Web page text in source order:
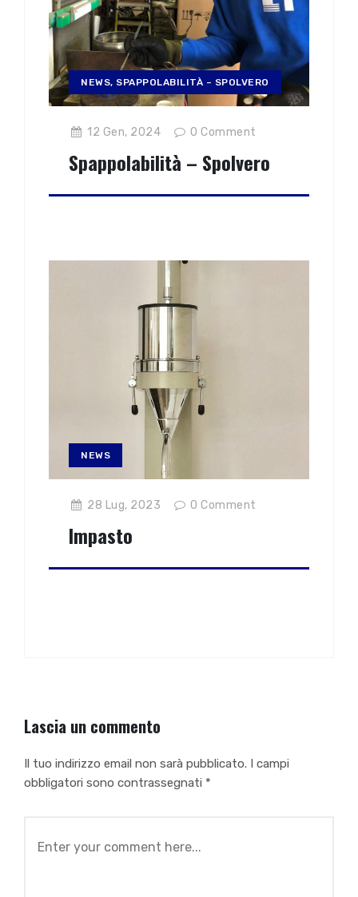
NEWS, SPAPPOLABILITÀ – SPOLVERO
12 Gen, 2024 0 Comment
Spappolabilità – Spolvero
NEWS
28 Lug, 2023 0 Comment
Impasto
Lascia un commento
Il tuo indirizzo email non sarà pubblicato. I campi
obbligatori sono contrassegnati *